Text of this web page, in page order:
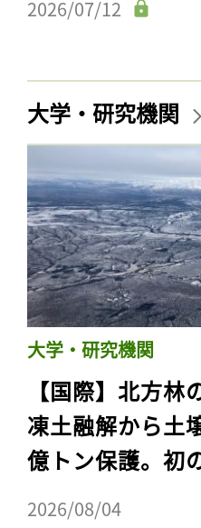
2026/07/12
大学・研究機関
大学・研究機関
【国際】北方林
凍土融解から土
億トン保護。初
2026/08/04